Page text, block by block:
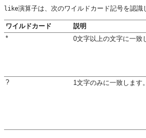
like演算子は、次のワイルドカード記号を認識
ワイルドカード
説明
*
0文字以上の文字に一致
? 1文字のみに一致します。